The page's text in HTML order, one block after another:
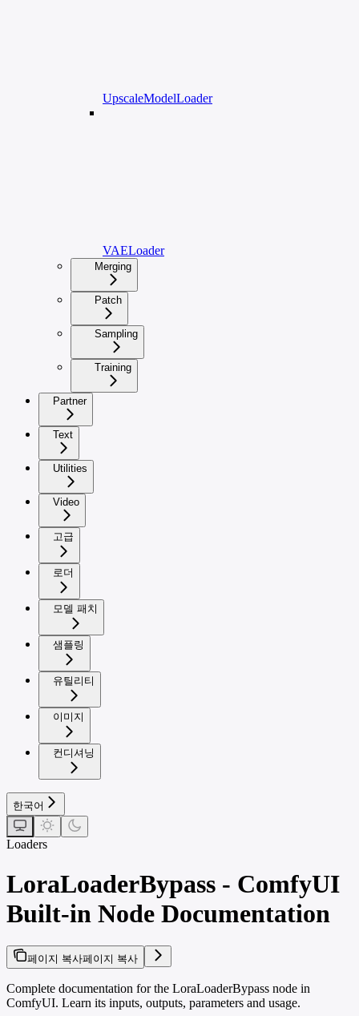
UpscaleModelLoader
VAELoader
Merging
Patch
Sampling
Training
Partner
Text
Utilities
Video
고급
로더
모델 패치
샘플링
유틸리티
이미지
컨디셔닝
한국어
Loaders
LoraLoaderBypass - ComfyUI
Built-in Node Documentation
페이지 복사페이지 복사
Complete documentation for the LoraLoaderBypass node in
ComfyUI. Learn its inputs, outputs, parameters and usage.